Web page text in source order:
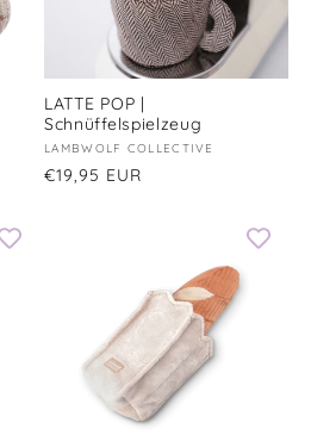
LATTE POP |
Schnüffelspielzeug
Anbieter:
LAMBWOLF COLLECTIVE
Normaler
€19,95 EUR